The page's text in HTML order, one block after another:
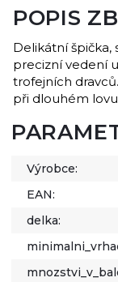
POPIS
Delikátní špička,
precizní vedení
trofejních
při dlouhém
Výrobce:
EAN:
delka: